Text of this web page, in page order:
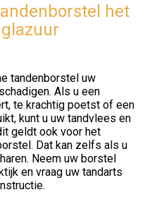
het
tandenborstel uw
Als u een
te krachtig poetst of een
kunt u uw tandvlees en
geldt ook voor het
Dat kan zelfs als u
Neem uw borstel
en vraag uw tandarts